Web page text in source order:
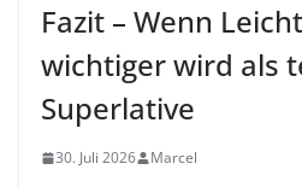
Fazit – Wenn
wichtiger wird als
Superlative
30. Juli 2026 Marcel